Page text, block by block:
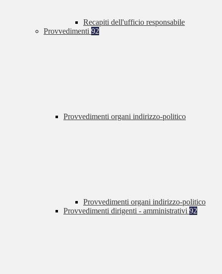
Recapiti dell'ufficio responsabile
Provvedimenti 92
Provvedimenti organi indirizzo-politico
Provvedimenti organi indirizzo-politico
Provvedimenti dirigenti - amministrativi 92